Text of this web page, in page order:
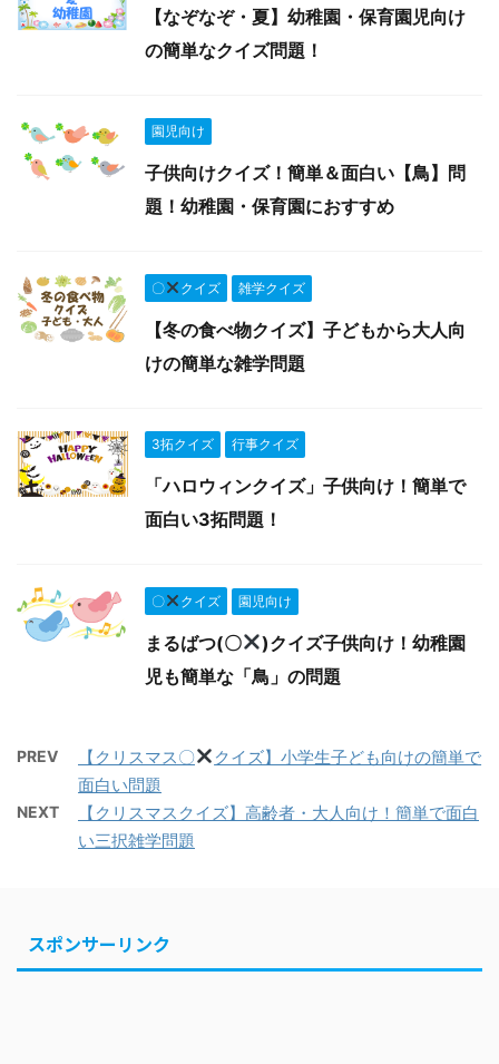
【なぞなぞ・夏】幼稚園・保育園児向け
の簡単なクイズ問題！
園児向け
子供向けクイズ！簡単＆面白い【鳥】問
題！幼稚園・保育園におすすめ
〇 クイズ 雑学クイズ
【冬の食べ物クイズ】子どもから大人向
けの簡単な雑学問題
3拓クイズ 行事クイズ
「ハロウィンクイズ」子供向け！簡単で
面白い3拓問題！
〇 クイズ 園児向け
まるばつ(〇
)クイズ子供向け！幼稚園
児も簡単な「鳥」の問題
PREV 【クリスマス〇
クイズ】小学生子ども向けの簡単で
面白い問題
NEXT
【クリスマスクイズ】高齢者・大人向け！簡単で面白
い三択雑学問題
スポンサーリンク